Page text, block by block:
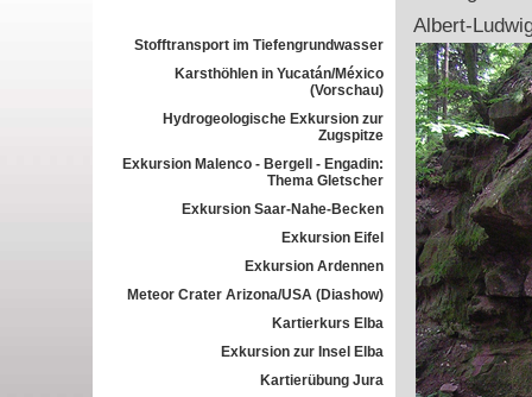
Stofftransport im Tiefengrundwasser
Karsthöhlen in Yucatán/México
(Vorschau)
Hydrogeologische Exkursion zur
Zugspitze
Exkursion Malenco - Bergell - Engadin:
Thema Gletscher
Exkursion Saar-Nahe-Becken
Exkursion Eifel
Exkursion Ardennen
Meteor Crater Arizona/USA (Diashow)
Kartierkurs Elba
Exkursion zur Insel Elba
Kartierübung Jura
Albert-